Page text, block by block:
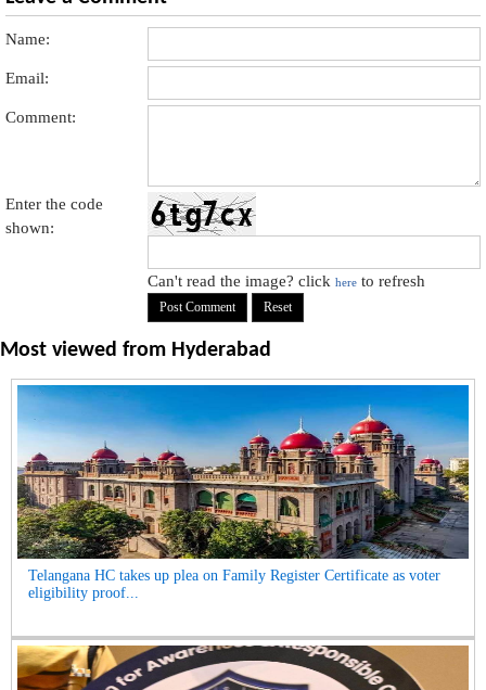
Name:
Email:
Comment:
Enter the code
shown:
Can't read the image? clickhere to refresh
Most viewed from Hyderabad
Telangana HC takes up plea on Family Register Certificate as voter
eligibility proof...